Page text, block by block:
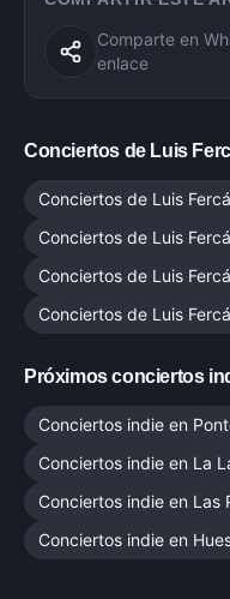
Comparte en
enlace
Conciertos de Luis
Conciertos de Luis
Conciertos de Luis
Conciertos de Luis
Conciertos de Luis
Próximos conciertos
Conciertos indie en
Conciertos indie en La
Conciertos indie en Las
Conciertos indie en